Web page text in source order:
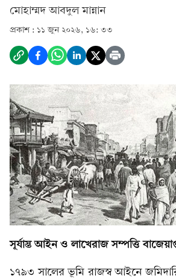
মোহাম্মদ আবদুল মান্নান
প্রকাশ : ১১ জুন ২০২৬, ১৬: ৩৩
সূর্যাস্ত আইন ও লাখেরাজ সম্পত্তি
১৭৯৩ সালের ভূমি রাজস্ব আইনে